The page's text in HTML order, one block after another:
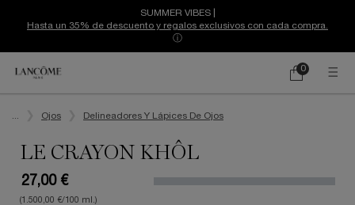
SUMMER VIBES |
Hasta un 35% de descuento y regalos exclusivos con cada compra.
ⓘ
Mi
0
0 producto
Ojos Delineadores Y Lápices De Ojos
LE CRAYON KHÔL
27,00 €
(1.500,00 €/100 ml.)